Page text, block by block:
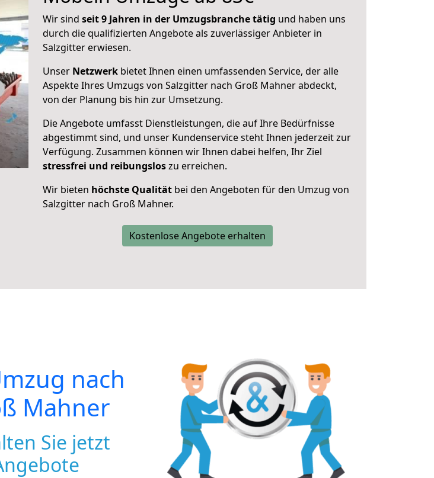
Wir sind seit 9 Jahren in der Umzugsbranche tätig und haben uns
durch die qualifizierten Angebote als zuverlässiger Anbieter in
Salzgitter erwiesen.
Unser Netzwerk bietet Ihnen einen umfassenden Service, der alle
Aspekte Ihres Umzugs von Salzgitter nach Groß Mahner abdeckt,
von der Planung bis hin zur Umsetzung.
Die Angebote umfasst Dienstleistungen, die auf Ihre Bedürfnisse
abgestimmt sind, und unser Kundenservice steht Ihnen jederzeit zur
Verfügung. Zusammen können wir Ihnen dabei helfen, Ihr Ziel
stressfrei und reibungsloszu erreichen.
Wir bieten höchste Qualität bei den Angeboten für den Umzug von
Salzgitter nach Groß Mahner.
Kostenlose Angebote erhalten
nach
Mahner
Sie jetzt